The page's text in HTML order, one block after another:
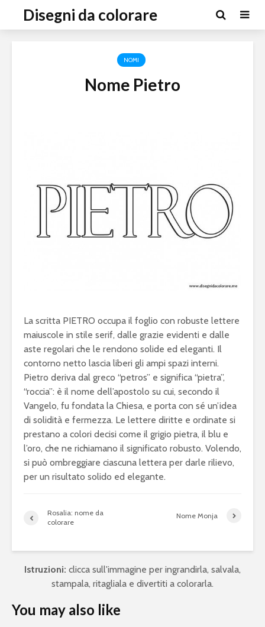
Disegni da colorare
NOMI
Nome Pietro
La scritta PIETRO occupa il foglio con robuste lettere
maiuscole in stile serif, dalle grazie evidenti e dalle
aste regolari che le rendono solide ed eleganti. Il
contorno netto lascia liberi gli ampi spazi interni.
Pietro deriva dal greco “petros” e significa “pietra”,
“roccia”: è il nome dell’apostolo su cui, secondo il
Vangelo, fu fondata la Chiesa, e porta con sé un’idea
di solidità e fermezza. Le lettere diritte e ordinate si
prestano a colori decisi come il grigio pietra, il blu e
l’oro, che ne richiamano il significato robusto. Volendo,
si può ombreggiare ciascuna lettera per darle rilievo,
per un risultato solido ed elegante.
Rosalia: nome da
colorare
Nome Monja
Istruzioni: clicca sull'immagine per ingrandirla, salvala,
stampala, ritagliala e divertiti a colorarla.
You may also like